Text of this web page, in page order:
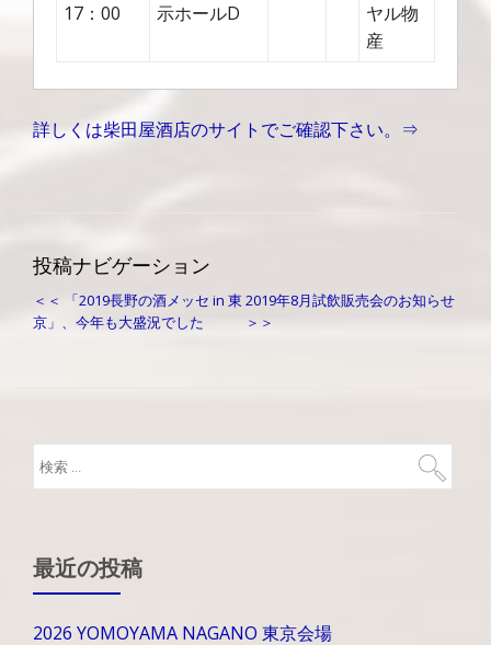
17：00
示ホールD
ヤル物
産
詳しくは柴田屋酒店のサイトでご確認下さい。⇒
投稿ナビゲーション
＜＜ 「2019長野の酒メッセ in 東
京」、今年も大盛況でした
2019年8月試飲販売会のお知らせ
＞＞
最近の投稿
2026 YOMOYAMA NAGANO 東京会場